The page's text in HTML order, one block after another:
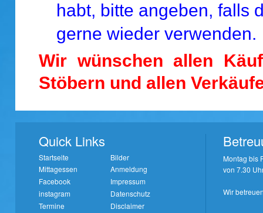
habt, bitte angeben, falls
gerne wieder verwenden.
Wir wünschen allen
Stöbern und allen
Quick Links
Startseite
Bilder
Mittagessen
Anmeldung
Facebook
Impressum
instagram
Datenschutz
Termine
Disclaimer
Montag bis
von 7.30
Wir